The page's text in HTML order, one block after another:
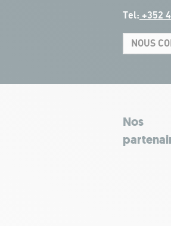
Tel: +352
NOUS
Nos